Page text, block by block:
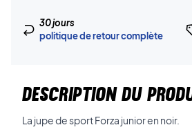
30 jours
politique de retour complète
DESCRIPTION DU
La jupe de sport Forza junior en noir.